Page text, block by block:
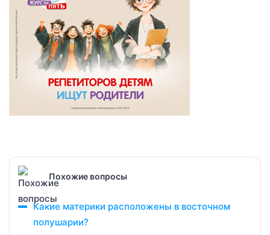
Похожие вопросы
Какие материки расположены в восточном
полушарии?